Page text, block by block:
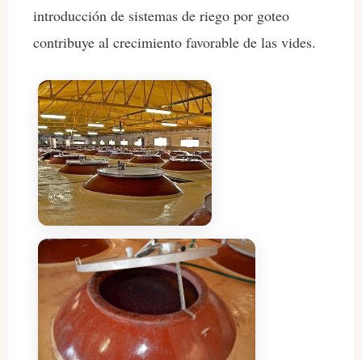
introducción de sistemas de riego por goteo
contribuye al crecimiento favorable de las vides.